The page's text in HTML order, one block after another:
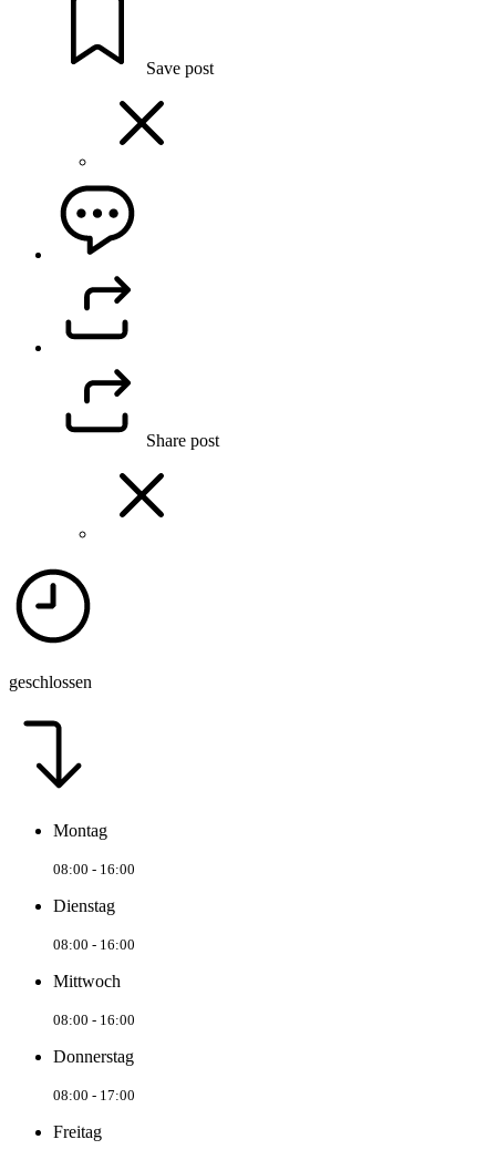
Save post
Share post
geschlossen
Montag
08:00 - 16:00
Dienstag
08:00 - 16:00
Mittwoch
08:00 - 16:00
Donnerstag
08:00 - 17:00
Freitag